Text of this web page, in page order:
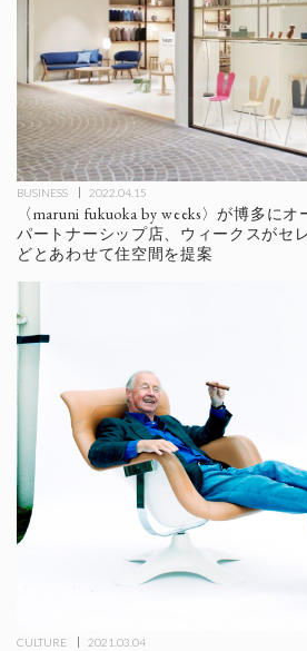
BUSINESS 2022.04.15
〈maruni fukuoka by weeks〉が博多に
パートナーシップ店、ウィークスがセ
どとあわせて住空間を提案
CULTURE 2021.03.04